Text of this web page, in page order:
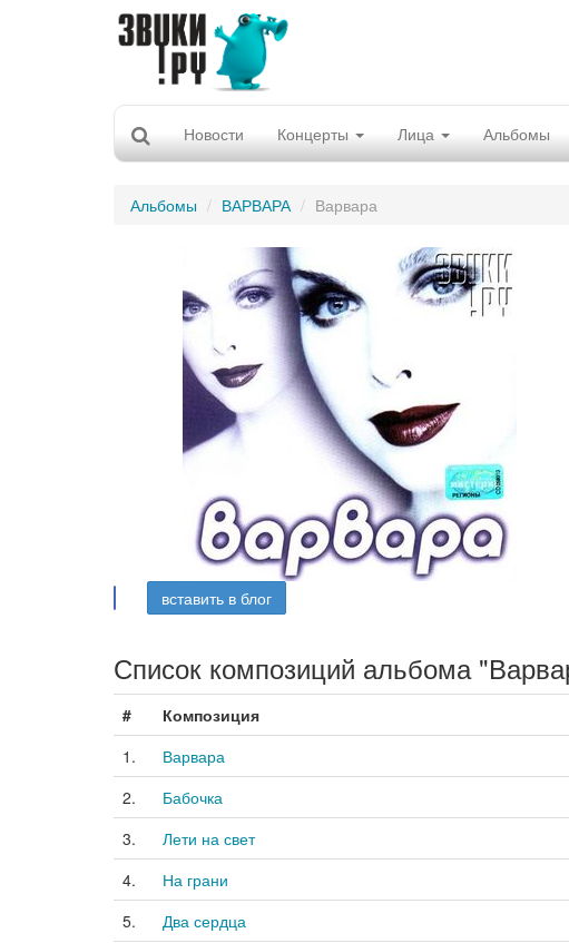
Новости Концерты Лица Альбомы
Альбомы ВАРВАРА Варвара
вставить в блог
Список композиций альбома
#
Композиция
1.
Варвара
2.
Бабочка
3.
Лети на свет
4.
На грани
5.
Два сердца